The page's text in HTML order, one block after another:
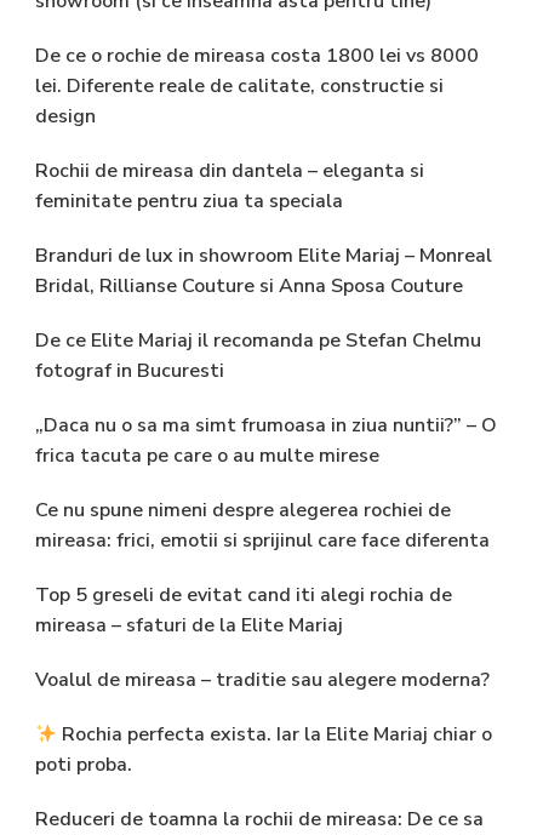
De ce o rochie de mireasa costa 1800 lei vs 8000
lei. Diferente reale de calitate, constructie si
design
Rochii de mireasa din dantela – eleganta si
feminitate pentru ziua ta speciala
Branduri de lux in showroom Elite Mariaj – Monreal
Bridal, Rillianse Couture si Anna Sposa Couture
De ce Elite Mariaj il recomanda pe Stefan Chelmu
fotograf in Bucuresti
„Daca nu o sa ma simt frumoasa in ziua nuntii?” – O
frica tacuta pe care o au multe mirese
Ce nu spune nimeni despre alegerea rochiei de
mireasa: frici, emotii si sprijinul care face diferenta
Top 5 greseli de evitat cand iti alegi rochia de
mireasa – sfaturi de la Elite Mariaj
Voalul de mireasa – traditie sau alegere moderna?
Rochia perfecta exista. Iar la Elite Mariaj chiar o
poti proba.
Reduceri de toamna la rochii de mireasa: De ce sa